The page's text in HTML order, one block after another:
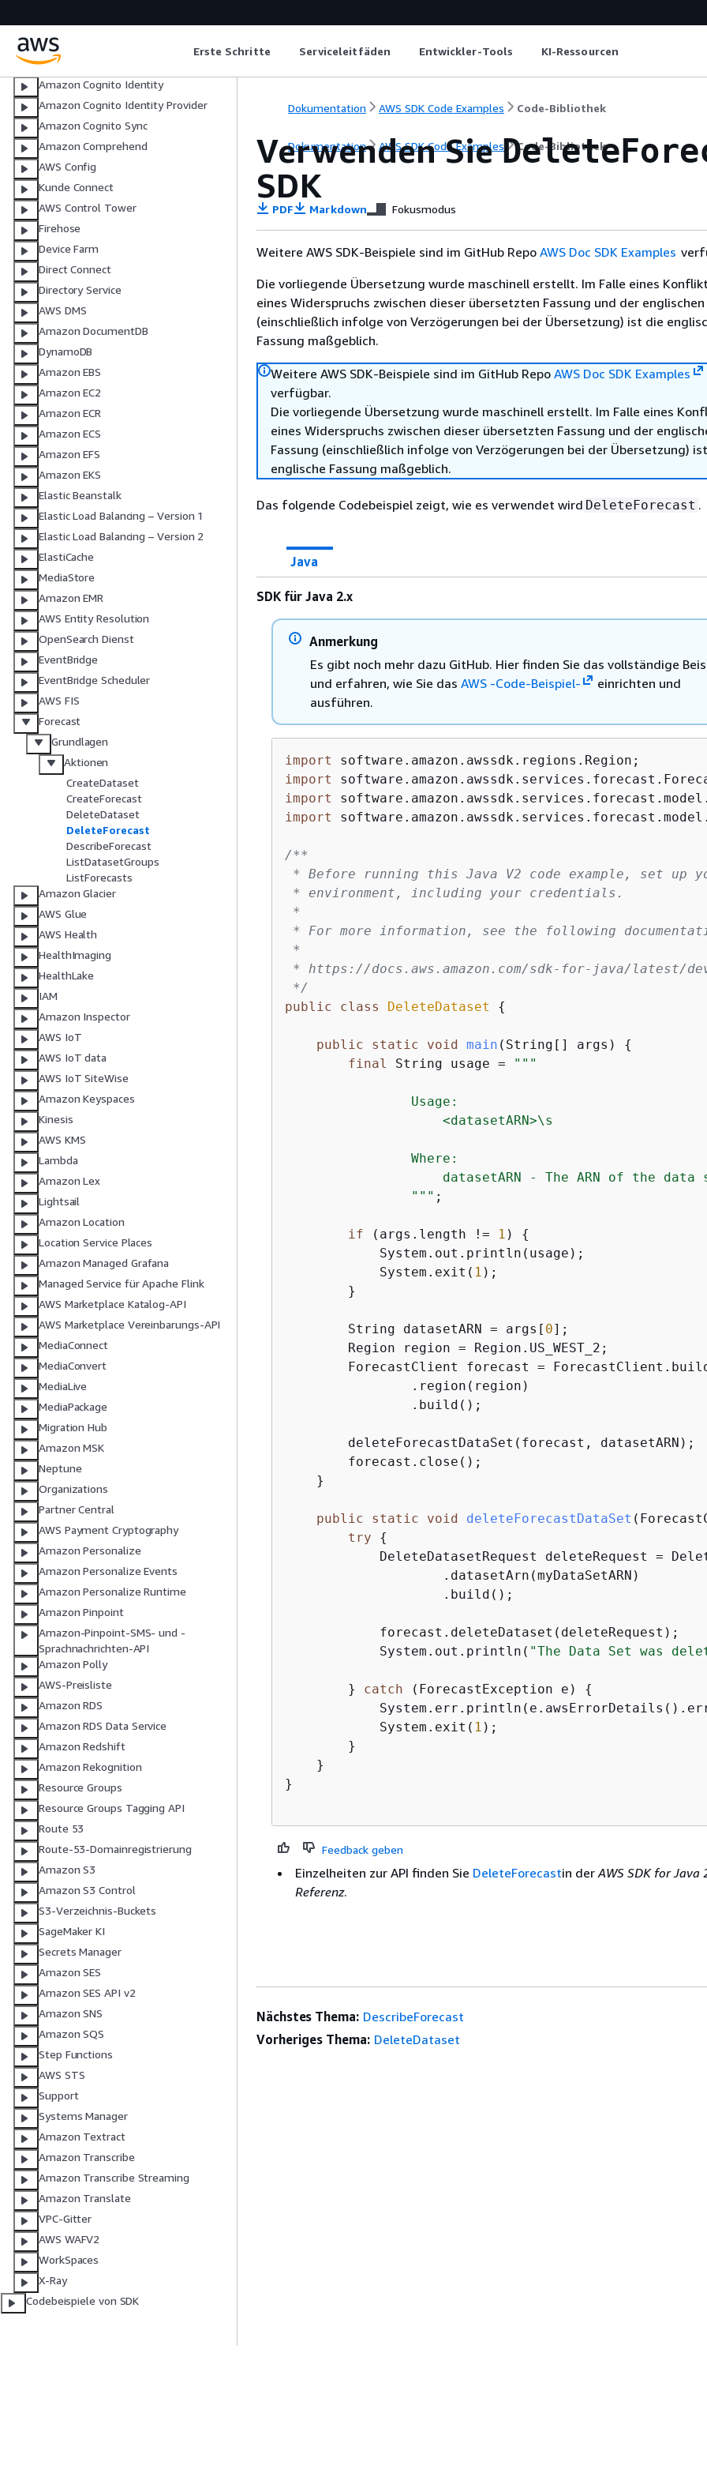
Erste Schritte Serviceleitfäden Entwickler-Tools KI-Ressourcen
CodeCommit
CodeDeploy
CodePipeline
Amazon Cognito Identity
Amazon Cognito Identity Provider
Amazon Cognito Sync
Amazon Comprehend
AWS Config
Kunde Connect
AWS Control Tower
Firehose
Device Farm
Direct Connect
Directory Service
AWS DMS
Amazon DocumentDB
DynamoDB
Amazon EBS
Amazon EC2
Amazon ECR
Amazon ECS
Amazon EFS
Amazon EKS
Elastic Beanstalk
Elastic Load Balancing – Version 1
Elastic Load Balancing – Version 2
ElastiCache
MediaStore
Amazon EMR
AWS Entity Resolution
OpenSearch Dienst
EventBridge
EventBridge Scheduler
AWS FIS
Forecast
Grundlagen
Aktionen
CreateDataset
CreateForecast
DeleteDataset
DeleteForecast
DescribeForecast
ListDatasetGroups
ListForecasts
Amazon Glacier
AWS Glue
AWS Health
HealthImaging
HealthLake
IAM
Amazon Inspector
AWS IoT
AWS IoT data
AWS IoT SiteWise
Amazon Keyspaces
Kinesis
AWS KMS
Lambda
Amazon Lex
Lightsail
Amazon Location
Location Service Places
Amazon Managed Grafana
Managed Service für Apache Flink
AWS Marketplace Katalog-API
AWS Marketplace Vereinbarungs-API
MediaConnect
MediaConvert
MediaLive
MediaPackage
Migration Hub
Amazon MSK
Neptune
Organizations
Partner Central
AWS Payment Cryptography
Amazon Personalize
Amazon Personalize Events
Amazon Personalize Runtime
Amazon Pinpoint
Amazon-Pinpoint-SMS- und -
Sprachnachrichten-API
Amazon Polly
AWS-Preisliste
Amazon RDS
Amazon RDS Data Service
Amazon Redshift
Amazon Rekognition
Resource Groups
Resource Groups Tagging API
Route 53
Route-53-Domainregistrierung
Amazon S3
Amazon S3 Control
S3-Verzeichnis-Buckets
SageMaker KI
Secrets Manager
Amazon SES
Amazon SES API v2
Amazon SNS
Amazon SQS
Step Functions
AWS STS
Support
Systems Manager
Amazon Textract
Amazon Transcribe
Amazon Transcribe Streaming
Amazon Translate
VPC-Gitter
AWS WAFV2
WorkSpaces
X-Ray
Codebeispiele von SDK
Dokumentation AWS SDK Code Examples Code-Bibliothek
Dokumentation AWS SDK Code Examples Code-Bibliothek
Verwenden Sie
SDK
PDF Markdown Fokusmodus
Weitere AWS SDK-Beispiele sind im GitHub Repo AWS Doc SDK Examples
Die vorliegende Übersetzung wurde maschinell erstellt. Im Falle eines
eines Widerspruchs zwischen dieser übersetzten Fassung und der englischen
(einschließlich infolge von Verzögerungen bei der Übersetzung) ist die
Fassung maßgeblich.
Weitere AWS SDK-Beispiele sind im GitHub Repo AWS Doc SDK Examples
verfügbar.
Die vorliegende Übersetzung wurde maschinell erstellt. Im Falle eines
eines Widerspruchs zwischen dieser übersetzten Fassung und der
Fassung (einschließlich infolge von Verzögerungen bei der Übersetzung)
englische Fassung maßgeblich.
Das folgende Codebeispiel zeigt, wie es verwendet wird DeleteForecast .
Java
SDK für Java 2.x
Anmerkung
Es gibt noch mehr dazu GitHub. Hier finden Sie das vollständige
und erfahren, wie Sie das AWS -Code-Beispiel-
einrichten und
ausführen.
import
import
import
import
/**
* Before running this Java V2 code example, set up
* environment, including your credentials.
*
* For more information, see the following
*
* https://docs.aws.amazon.com/sdk-for-java/latest/
*/
public
class DeleteDataset {
public static void main (String[] args)
{
final String usage = "" "
                Usage:
                    <datasetARN>\s
                Where:
datasetARN - The ARN of the data
                "
"" ;
if (args.length != 1 ) {
            System.out.println(usage);
            System.exit(
1 );
        }
        String datasetARN = args[
0];
        Region region = Region.US_WEST_2;
ForecastClient forecast =
                .region(region)
                .build();
        deleteForecastDataSet(forecast, datasetARN);
        forecast.close();
    }
public static void deleteForecastDataSet
try
{
DeleteDatasetRequest deleteRequest =
                    .datasetArn(myDataSetARN)
                    .build();
            forecast.deleteDataset(deleteRequest);
            System.out.println(
"The Data Set was
        }
catch (ForecastException e) {
            System.exit(
1 );
        }
    }
}
Feedback geben
Einzelheiten zur API finden Sie DeleteForecastin derAWS SDK for Java
Referenz.
Nächstes Thema: DescribeForecast
Vorheriges Thema: DeleteDataset